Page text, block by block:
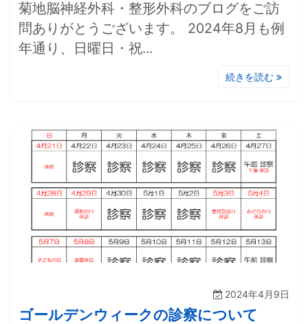
菊地脳神経外科・整形外科のブログをご訪
問ありがとうございます。 2024年8月も例
年通り、日曜日・祝...
続きを読む
2024年4月9日
ゴールデンウィークの診察について